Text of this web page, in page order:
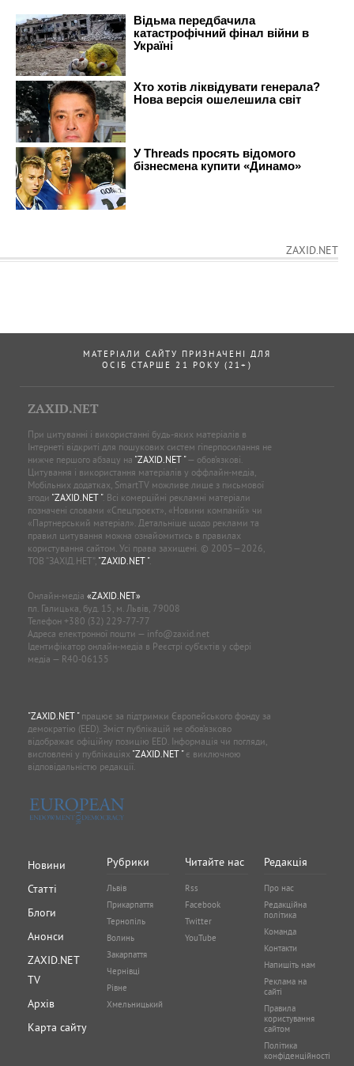
ZAXID.NET
МАТЕРІАЛИ САЙТУ ПРИЗНАЧЕНІ ДЛЯ
ОСІБ СТАРШЕ 21 РОКУ (21+)
ZAXID.NET
При цитуванні і використанні будь-яких матеріалів в
Інтернеті відкриті для пошукових систем гіперпосилання не
нижче першого абзацу на "ZAXID.NET "— обов’язкові.
Цитування і використання матеріалів у оффлайн-медіа,
Мобільних додатках, SmartTV можливе лише з письмової
згоди "ZAXID.NET ". Всі комерційні рекламні матеріали
позначені словами «Спецпроєкт», «Новини компаній» чи
«Партнерський матеріал». Детальніше щодо реклами та
правил цитування можна ознайомитись в правилах
користування сайтом. Усі права захищені. © 2005—2026,
ТОВ “ЗАХІД.НЕТ”, "ZAXID.NET ".
Онлайн-медіа «ZAXID.NET»
пл. Галицька, буд. 15, м. Львів, 79008
Телефон +380 (32) 229-77-77
Адреса електронної пошти — info@zaxid.net
Ідентифікатор онлайн-медіа в Реєстрі суб'єктів у сфері
медіа — R40-06155
"ZAXID.NET "працює за підтримки Європейського фонду за
демократію (EED). Зміст публікацій не обов’язково
відображає офіційну позицію EED. Інформація чи погляди,
висловлені у публікаціях "ZAXID.NET "є виключною
відповідальністю редакції.
Новини
Статті
Блоги
Анонси
ZAXID.NET
TV
Архів
Карта сайту
Рубрики
Львів
Прикарпаття
Тернопіль
Волинь
Закарпаття
Чернівці
Рівне
Хмельницький
Читайте нас
Rss
Facebook
Twitter
YouTube
Редакція
Про нас
Редакційна
політика
Команда
Контакти
Напишіть нам
Реклама на
сайті
Правила
користування
сайтом
Політика
конфіденційності